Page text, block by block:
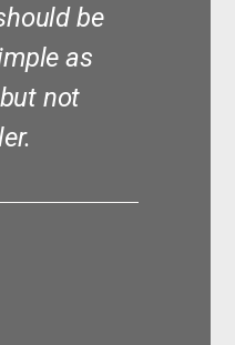
be
as
not